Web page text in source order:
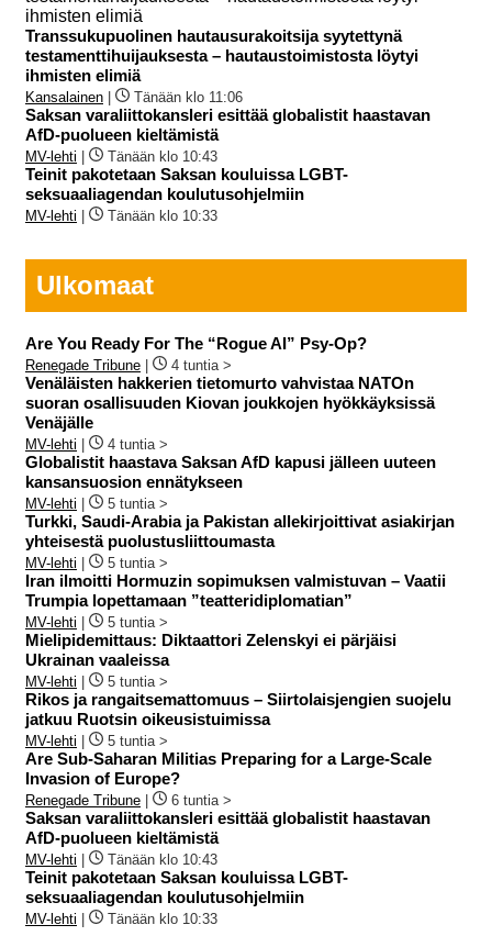
Transsukupuolinen hautausurakoitsija syytettynä
testamenttihuijauksesta – hautaustoimistosta löytyi
ihmisten elimiä
Kansalainen Tänään klo 11:06
Saksan varaliittokansleri esittää globalistit haastavan
AfD-puolueen kieltämistä
MV-lehti Tänään klo 10:43
Teinit pakotetaan Saksan kouluissa LGBT-
seksuaaliagendan koulutusohjelmiin
MV-lehti Tänään klo 10:33
Ulkomaat
Are You Ready For The “Rogue AI” Psy-Op?
Renegade Tribune 4 tuntia >
Venäläisten hakkerien tietomurto vahvistaa NATOn
suoran osallisuuden Kiovan joukkojen hyökkäyksissä
Venäjälle
MV-lehti 4 tuntia >
Globalistit haastava Saksan AfD kapusi jälleen uuteen
kansansuosion ennätykseen
MV-lehti 5 tuntia >
Turkki, Saudi-Arabia ja Pakistan allekirjoittivat asiakirjan
yhteisestä puolustusliittoumasta
MV-lehti 5 tuntia >
Iran ilmoitti Hormuzin sopimuksen valmistuvan – Vaatii
Trumpia lopettamaan ”teatteridiplomatian”
MV-lehti 5 tuntia >
Mielipidemittaus: Diktaattori Zelenskyi ei pärjäisi
Ukrainan vaaleissa
MV-lehti 5 tuntia >
Rikos ja rangaitsemattomuus – Siirtolaisjengien suojelu
jatkuu Ruotsin oikeusistuimissa
MV-lehti 5 tuntia >
Are Sub-Saharan Militias Preparing for a Large-Scale
Invasion of Europe?
Renegade Tribune 6 tuntia >
Saksan varaliittokansleri esittää globalistit haastavan
AfD-puolueen kieltämistä
MV-lehti Tänään klo 10:43
Teinit pakotetaan Saksan kouluissa LGBT-
seksuaaliagendan koulutusohjelmiin
MV-lehti Tänään klo 10:33